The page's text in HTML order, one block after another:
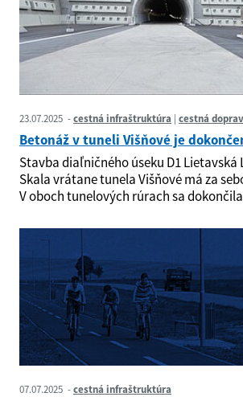
23.07.2025 cestná infraštruktúra cestná
Betonáž v tuneli Višňové je
Stavba diaľničného úseku D1 Lietavská
Skala vrátane tunela Višňové má za
V oboch tunelových rúrach sa
07.07.2025 cestná infraštruktúra